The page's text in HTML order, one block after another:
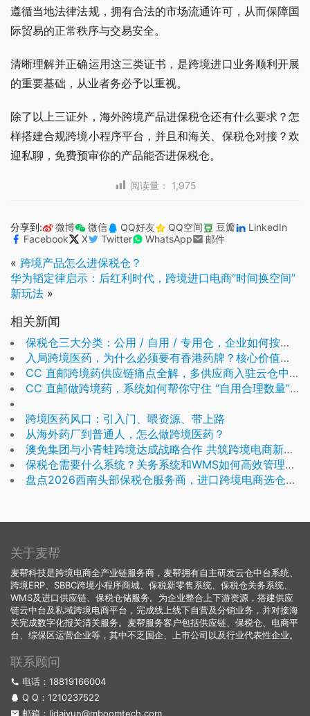
遵循当地法律法规，拥有合法的市场流通许可，从而保障国
际贸易的正常秩序与交易安全。
清晰理解并正确运用这三类证书，是跨境进口业务顺利开展
的重要基础，从业者务必予以重视。
除了以上三证外，海外跨境产品进保税仓还有什么要求？怎
样搭建合规跨境小程序平台，并且和海关、保税仓对接？欢
迎私聊，免费预审你的产品能否进保税仓。
阅读量： 1,975
分享到: 微博 微信 QQ好友 QQ空间 豆瓣
LinkedIn
Facebook
X Twitter WhatsApp 邮件
« 跨境产品怎么进保税仓？
华为韬定律启示：后红利时代，跨境进口电商“时间换空间”
新玩法 »
相关新闻
保税仓三大分类：公用 / 自用 / 专用仓，企业如何按需选择
入局跨境医药，为什么必须要有香港药牌？核心价值解析
CC 直邮跨境药供应链痛点全解，多供应商入驻云仓中台系统一站式落地
CC 直邮做跨境药，系统如何帮你守住 “自用合理数量” 红线
跨境医药风口：引入门、喂资源、带上路
从海外药厂到普通人，怎么做跨境医药？
澳免集团与小青蛙跨境达成战略合作 共筑跨境电商新生态
保税仓需要什么系统？关务系统和WMS如何高效管理保税仓？
盘点2026西南头部保税仓服务商，进口跨境电商选仓必看
关于麦帮
麦帮科技是跨境电商全产业链服务商，麦帮拥有自主研发云仓中台系统、
跨境ERP、SBBC跨境小程序商城、保税新零售系统、保税仓关务系统、
WMS及进口供应链、保税仓储服务。为企业整合上下游资源，搭建供应
链云中台及私域跨境电商平台，完成线上线下自营及分销业务，并对接海
关完成数字化报关清关服务。麦帮服务客户包括供应链、保税仓、电商平
台、综保区运营企业等，其中不乏国企、上市公司以及行业代表性企业。
联系顾问
电话：18819166004
Q Q： 1210237522
邮箱：lidaiyun@mboomtech.com